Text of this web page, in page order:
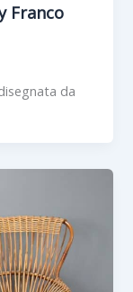
Franco
da